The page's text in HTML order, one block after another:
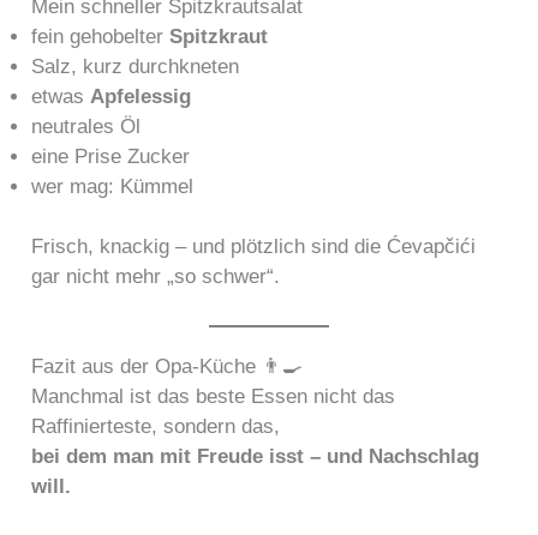
Mein schneller Spitzkrautsalat
fein gehobelterSpitzkraut
Salz, kurz durchkneten
etwasApfelessig
neutrales Öl
eine Prise Zucker
wer mag: Kümmel
Frisch, knackig – und plötzlich sind die Ćevapčići
gar nicht mehr „so schwer“.
Fazit aus der Opa-Küche 👨‍🍳
Manchmal ist das beste Essen nicht das
Raffinierteste, sondern das,
bei dem man mit Freude isst – und Nachschlag
will.